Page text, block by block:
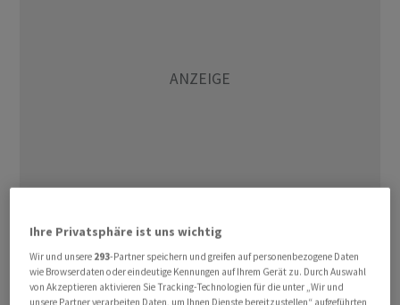
Positive Bewertungsanpassungen gab es bei mehreren
Portfoliofonds, darunter Evolution Technology,
Highland Europe III und Pollen Street IV. Das Portfolio
Ihre Privatsphäre ist uns wichtig
Wir und unsere 293-Partner speichern und greifen auf personenbezogene Daten
wie Browserdaten oder eindeutige Kennungen auf Ihrem Gerät zu. Durch Auswahl
von Akzeptieren aktivieren Sie Tracking-Technologien für die unter „Wir und
unsere Partner verarbeiten Daten, um Ihnen Dienste bereitzustellen“ aufgeführten